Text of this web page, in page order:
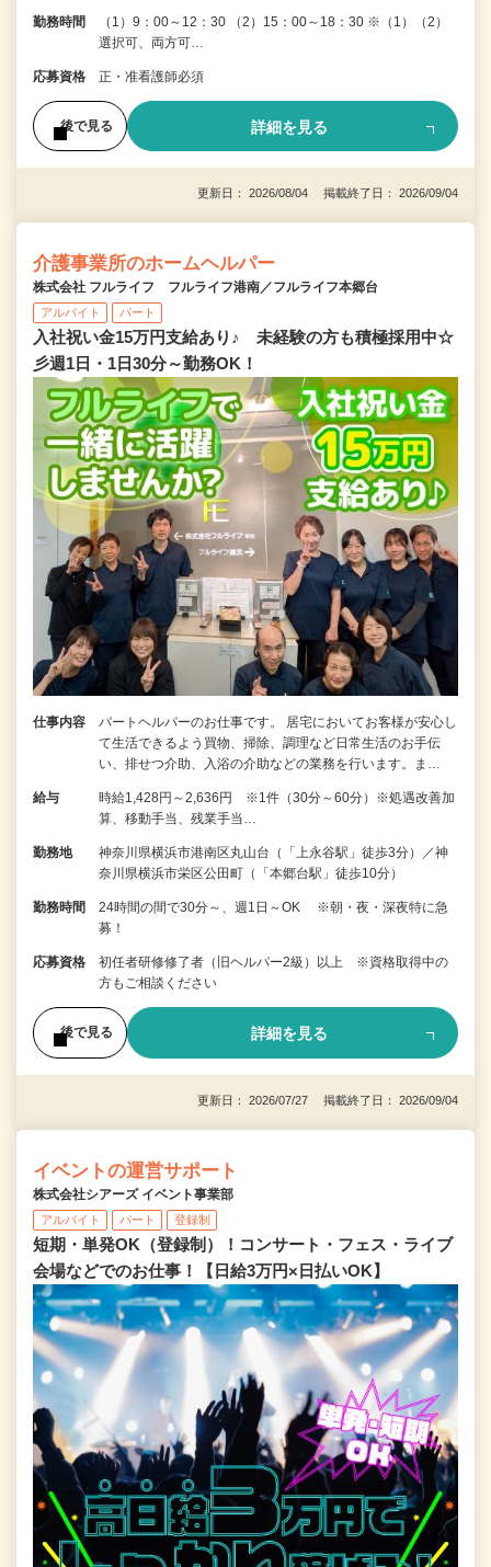
勤務時間
（1）9：00～12：30 （2）15：00～18：30 ※（1）（2）
選択可、両方可…
応募資格 正・准看護師必須
後で見る 詳細を見る
更新日： 2026/08/04 掲載終了日： 2026/09/04
介護事業所のホームヘルパー
株式会社 フルライフ フルライフ港南／フルライフ本郷台
アルバイト パート
入社祝い金15万円支給あり♪ 未経験の方も積極採用中☆
彡週1日・1日30分～勤務OK！
仕事内容
パートヘルパーのお仕事です。 居宅においてお客様が安心し
て生活できるよう買物、掃除、調理など日常生活のお手伝
い、排せつ介助、入浴の介助などの業務を行います。ま…
給与
時給1,428円～2,636円 ※1件（30分～60分）※処遇改善加
算、移動手当、残業手当…
勤務地
神奈川県横浜市港南区丸山台（「上永谷駅」徒歩3分）／神
奈川県横浜市栄区公田町（「本郷台駅」徒歩10分）
勤務時間
24時間の間で30分～、週1日～OK ※朝・夜・深夜特に急
募！
応募資格
初任者研修修了者（旧ヘルパー2級）以上 ※資格取得中の
方もご相談ください
後で見る 詳細を見る
更新日： 2026/07/27 掲載終了日： 2026/09/04
イベントの運営サポート
株式会社シアーズ イベント事業部
アルバイト パート 登録制
短期・単発OK（登録制）！コンサート・フェス・ライブ
会場などでのお仕事！【日給3万円×日払いOK】